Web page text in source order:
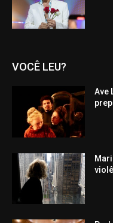
VOCÊ LEU?
Ave